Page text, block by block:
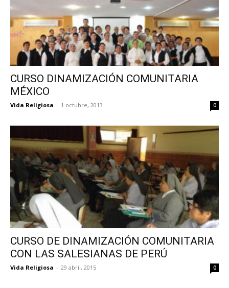
CURSO DINAMIZACIÓN COMUNITARIA
MÉXICO
Vida Religiosa - 1 octubre, 2013 0
CURSO DE DINAMIZACIÓN COMUNITARIA
CON LAS SALESIANAS DE PERÚ
Vida Religiosa - 29 abril, 2015 0